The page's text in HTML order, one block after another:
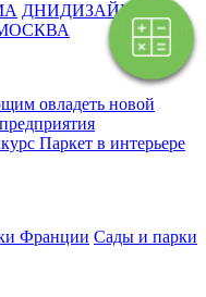
Поэтапная
оплата
ДНИДИЗАЙНА В
овладеть новой
Паркет в интерьере
Франции Сады и парки